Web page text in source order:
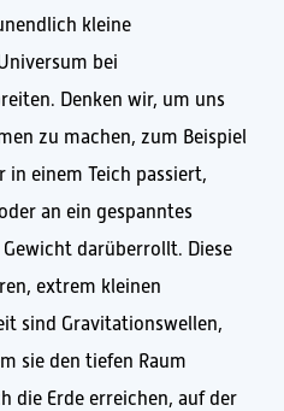
kleine
bei
Denken wir, um uns
zu machen, zum Beispiel
in einem Teich passiert,
an ein gespanntes
darüberrollt. Diese
extrem kleinen
sind Gravitationswellen,
sie den tiefen Raum
die Erde erreichen, auf der